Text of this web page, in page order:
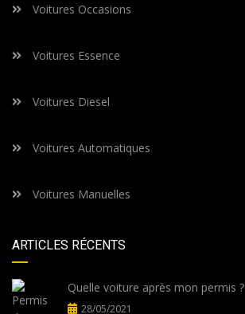
Voitures Occasions
Voitures Essence
Voitures Diesel
Voitures Automatiques
Voitures Manuelles
ARTICLES RÉCENTS
Quelle voiture après mon permis ?
28/05/2021